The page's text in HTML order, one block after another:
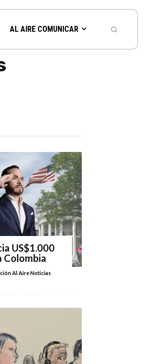
AL AIRE COMUNICAR
US$1.000
Colombia
Al Aire Noticias -